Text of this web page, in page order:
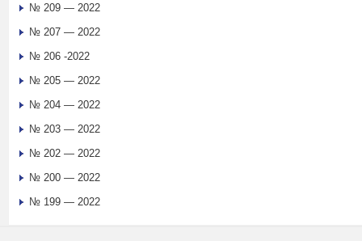
№ 209 — 2022
№ 207 — 2022
№ 206 -2022
№ 205 — 2022
№ 204 — 2022
№ 203 — 2022
№ 202 — 2022
№ 200 — 2022
№ 199 — 2022